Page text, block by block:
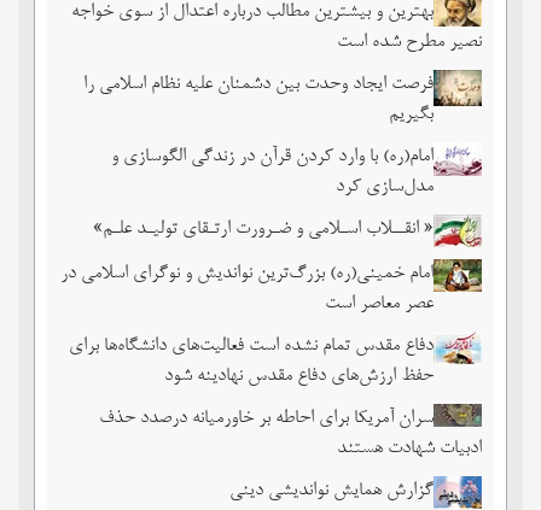
بهترین و بیشترین مطالب درباره اعتدال از سوی خواجه
نصیر مطرح شده است
فرصت ایجاد وحدت بین دشمنان علیه نظام اسلامی را
بگیریم
امام(ره) با وارد کردن قرآن در زندگی الگوسازی و
مدل‌سازی کرد
« انقــلاب اسـلامی و ضـرورت ارتـقای تولیـد علـم»
امام خمینی(ره) بزرگ‌ترین نواندیش و نوگرای اسلامی در
عصر معاصر است
دفاع مقدس تمام نشده است فعالیت‌های دانشگاه‌ها برای
حفظ ارزش‌های دفاع مقدس نهادینه شود
سران آمریکا برای احاطه بر خاورمیانه درصدد حذف
ادبیات شهادت هستند
گزارش همایش نواندیشی دینی